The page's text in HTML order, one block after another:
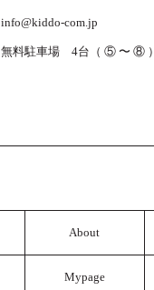
info@kiddo-com.jp
無料駐車場 4台（ ⑤ 〜 ⑧ ）
About
Mypage